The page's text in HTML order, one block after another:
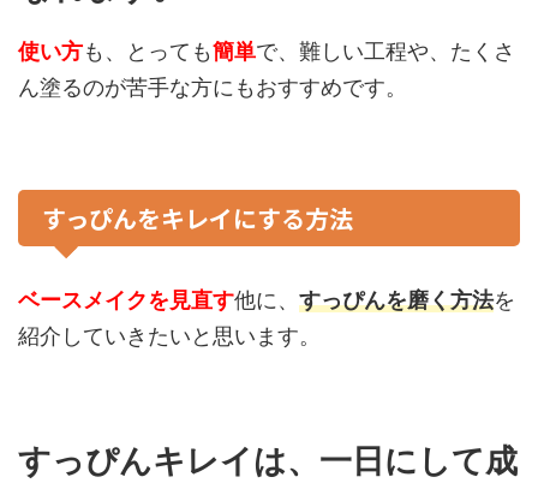
使い方も、とっても簡単で、難しい工程や、たくさ
ん塗るのが苦手な方にもおすすめです。
すっぴんをキレイにする方法
ベースメイクを見直す他に、 すっぴんを磨く方法を
紹介していきたいと思います。
すっぴんキレイは、一日にして成